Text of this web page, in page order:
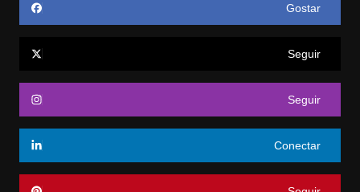
Gostar
Seguir
Seguir
Conectar